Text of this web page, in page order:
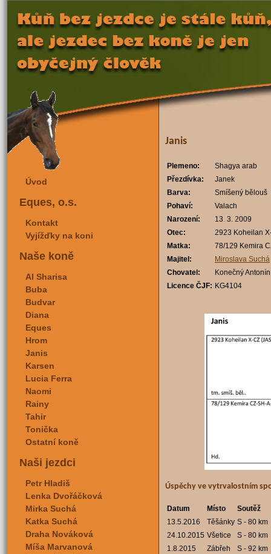
Úvod
Eques, o.s.
Kontakt
Vyjížďky na koni
Naše koně
Al Sharisa
Buba
Budvar
Diana
Eques
Hrom
Janis
Karsen
Lucia Ferra
Naomi
Rainy
Tahir
Tonička
Ostatní koně
Naši jezdci
Petr Hladiš
Lenka Dvořáčková
Mirka Suchá
Katka Suchá
Draha Nováková
Míša Marvanová
Janis
Plemeno:
Shagya arab
Přezdívka:
Janek
Barva:
Smíšený bělouš
Pohaví:
Valach
Narození:
13. 3. 2009
Otec:
2923 Koheilan
Matka:
78/129 Kemira
Majitel:
Miroslava Suchá
Chovatel:
Konečný
Licence ČJF: KG4104
Úspěchy ve vytrvalostním
Datum Místo
Soutěž
13.5.2016
Těšánky S - 80 km
24.10.2015 Všetice
S - 80 km
1.8.2015
Zábřeh
S - 92 km